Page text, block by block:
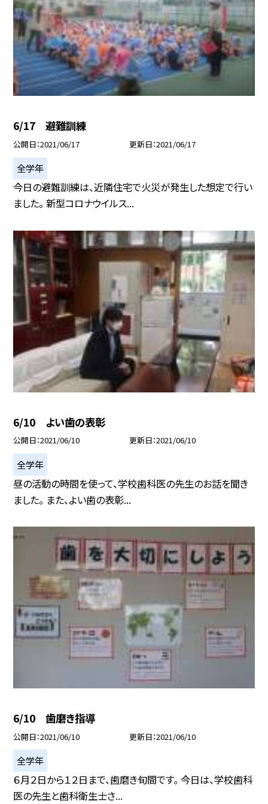
6/17 避難訓練
公開日 2021/06/17 更新日 2021/06/17
全学年
今日の避難訓練は、近隣住宅で火災が発生した想定で行い
ました。 新型コロナウイルス...
6/10 よい歯の表彰
公開日 2021/06/10 更新日 2021/06/10
全学年
昼の活動の時間を使って、学校歯科医の先生のお話を聞き
ました。 また、よい歯の表彰...
6/10 歯磨き指導
公開日 2021/06/10 更新日 2021/06/10
全学年
６月２日から１２日まで、歯磨き旬間です。 今日は、学校歯科
医の先生と歯科衛生士さ...